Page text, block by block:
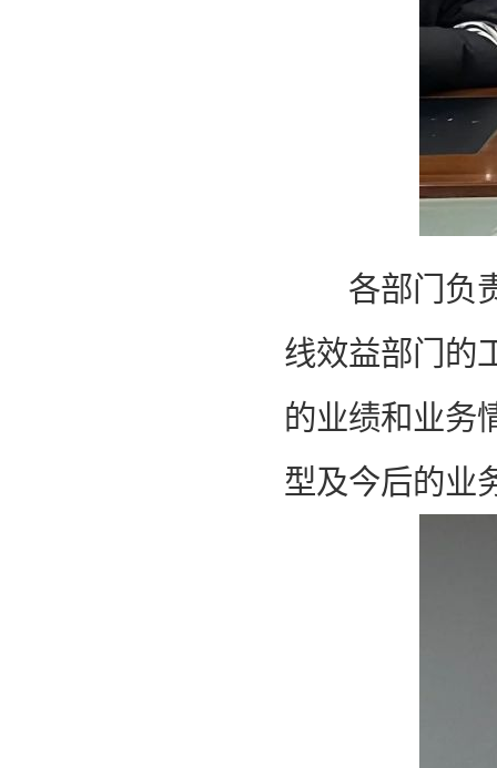
各部门负
线效益部门的
的业绩和业务
型及今后的业